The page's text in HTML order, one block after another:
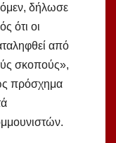
δήλωσε
ότι οι
από
σκοπούς»,
πρόσχημα